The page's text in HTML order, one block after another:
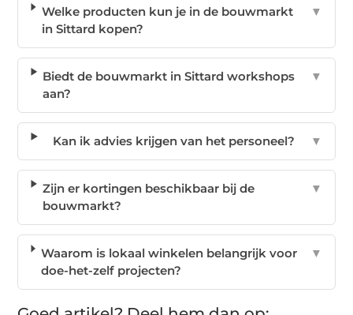
Welke producten kun je in de bouwmarkt
in Sittard kopen?
▼
Biedt de bouwmarkt in Sittard workshops
aan?
▼
Kan ik advies krijgen van het personeel? ▼
Zijn er kortingen beschikbaar bij de
bouwmarkt?
▼
Waarom is lokaal winkelen belangrijk voor
doe-het-zelf projecten?
▼